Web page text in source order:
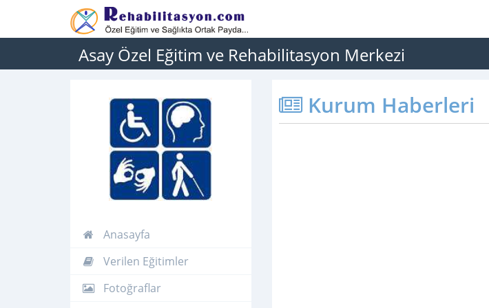
Asay Özel Eğitim ve Rehabilitasyon Merkezi
Anasayfa
Verilen Eğitimler
Fotoğraflar
Kurum Haberleri